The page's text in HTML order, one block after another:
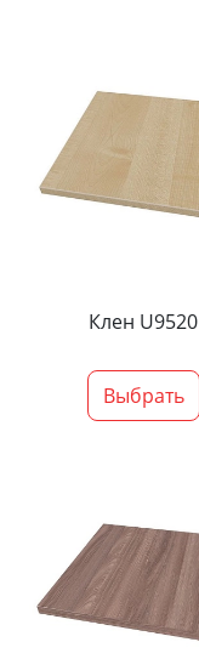
Клен U9520
Выбрать